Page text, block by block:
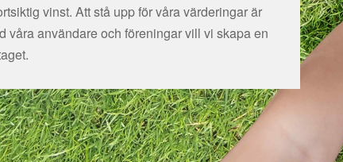
vinst. Att stå upp för våra värderingar är
våra användare och föreningar vill vi skapa en